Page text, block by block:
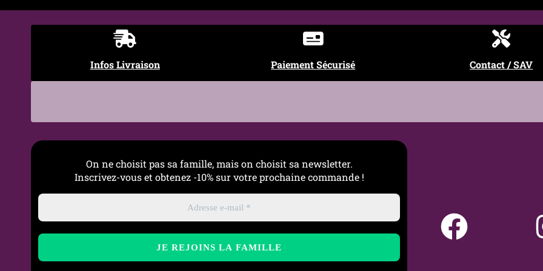
Nettoyer avec solution saline ou savon doux, éviter les produits agressifs et bien sécher
Infos Livraison Paiement Sécurisé Contact / SAV
On ne choisit pas sa famille, mais on choisit sa newsletter.
Inscrivez-vous et obtenez -10% sur votre prochaine commande !